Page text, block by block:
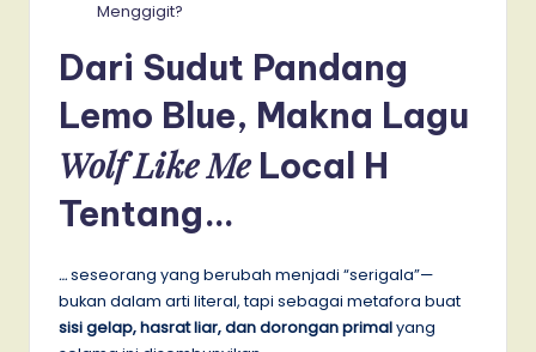
Menggigit?
Dari Sudut Pandang
Lemo Blue, Makna Lagu
Wolf Like MeLocal H
Tentang…
…seseorang yang berubah menjadi “serigala”—
bukan dalam arti literal, tapi sebagai metafora buat
sisi gelap, hasrat liar, dan dorongan primalyang